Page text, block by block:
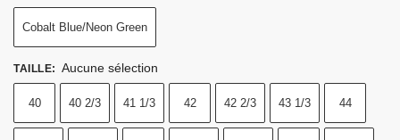
Cobalt Blue/Neon Green
TAILLE: Aucune sélection
40 40 2/3 41 1/3 42 42 2/3 43 1/3 44